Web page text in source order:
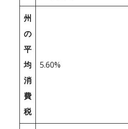
州
の
平
均
消
費
税
5.60%